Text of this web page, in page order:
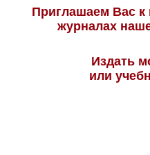
Приглашаем Вас к
журналах
Издать
или